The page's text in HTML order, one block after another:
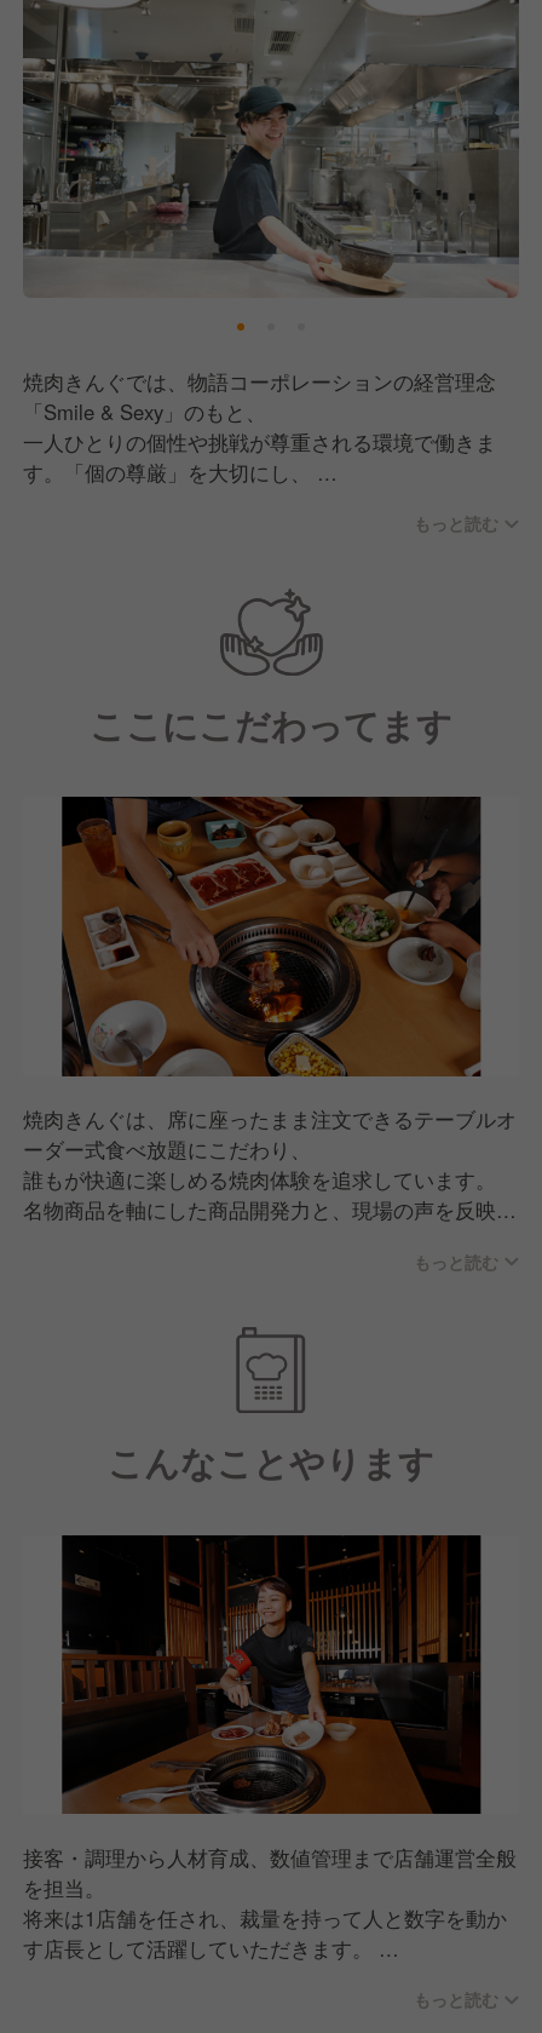
焼肉きんぐでは、物語コーポレーションの経営理念
「Smile & Sexy」のもと、
一人ひとりの個性や挑戦が尊重される環境で働きま
す。「個の尊厳」を大切にし、
多様な仲間と共により良い店舗づくりを追求する職場
もっと読む
ここにこだわってます
焼肉きんぐは、席に座ったまま注文できるテーブルオ
ーダー式食べ放題にこだわり、
誰もが快適に楽しめる焼肉体験を追求しています。
名物商品を軸にした商品開発力と、現場の声を反映す
品質・価格・サービスのバランスが高く評価され、
もっと読む
こんなことやります
接客・調理から人材育成、数値管理まで店舗運営全般
を担当。
将来は1店舗を任され、裁量を持って人と数字を動か
す店長として活躍していただきます。
ホール・キッチン業務（接客・調理・オペレーション
もっと読む